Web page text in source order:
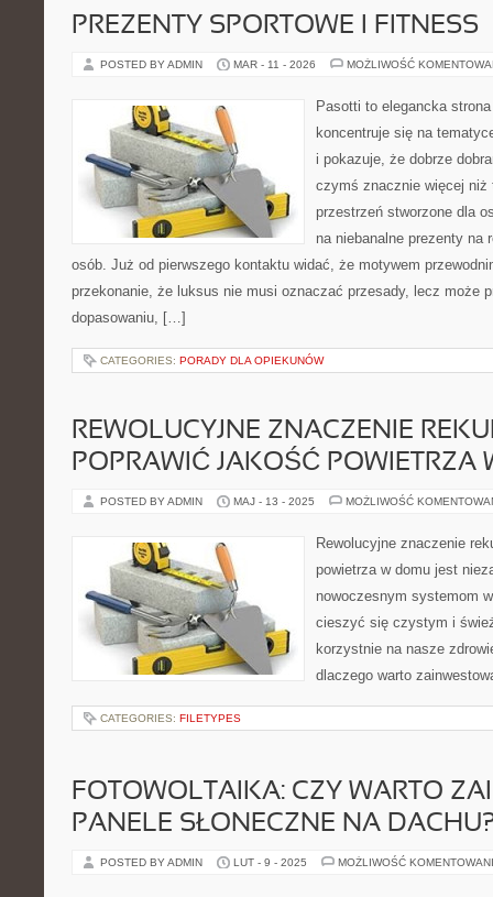
PREZENTY SPORTOWE I FITNESS
POSTED BY ADMIN MAR - 11 - 2026 MOŻLIWOŚĆ
Pasotti to elegancka
koncentruje się na
i pokazuje, że dobrze
czymś znacznie więcej niż
przestrzeń stworzone dla
na niebanalne prezenty na
osób. Już od pierwszego kontaktu widać, że motywem
przekonanie, że luksus nie musi oznaczać przesady, lecz może
dopasowaniu, […]
CATEGORIES: PORADY DLA OPIEKUNÓW
REWOLUCYJNE ZNACZENIE
POPRAWIĆ JAKOŚĆ POWIETRZA
POSTED BY ADMIN MAJ - 13 - 2025 MOŻLIWOŚĆ
Rewolucyjne znaczenie
powietrza w domu jest
nowoczesnym systemom
cieszyć się czystym i
korzystnie na nasze
dlaczego warto
CATEGORIES: FILETYPES
FOTOWOLTAIKA: CZY WARTO
PANELE SŁONECZNE NA
POSTED BY ADMIN LUT - 9 - 2025 MOŻLIWOŚĆ